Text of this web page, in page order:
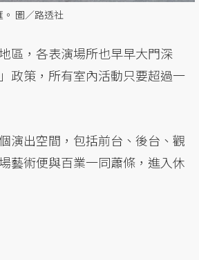
圖／路透社
區，各表演場所也早早大門深
政策，所有室內活動只要超過一
演出空間，包括前台、後台、觀
藝術便與百業一同蕭條，進入休